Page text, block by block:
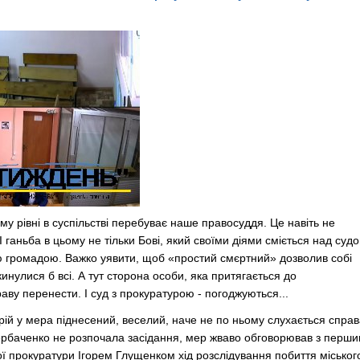
рівні в суспільстві перебуває наше правосуддя. Це навіть не
ганьба в цьому не тільки Бові, який своїми діями сміється над
громадою. Важко уявити, щоб «простий смєртний» дозволив собі
б всі. А тут сторона особи, яка притягається до
перенести. І суд з прокуратурою - погоджуються...
у мера піднесений, веселий, наче не по ньому слухається
не розпочала засідання, мер жваво обговорював з
прокуратури Ігорем Глущенком хід розслідування побиття